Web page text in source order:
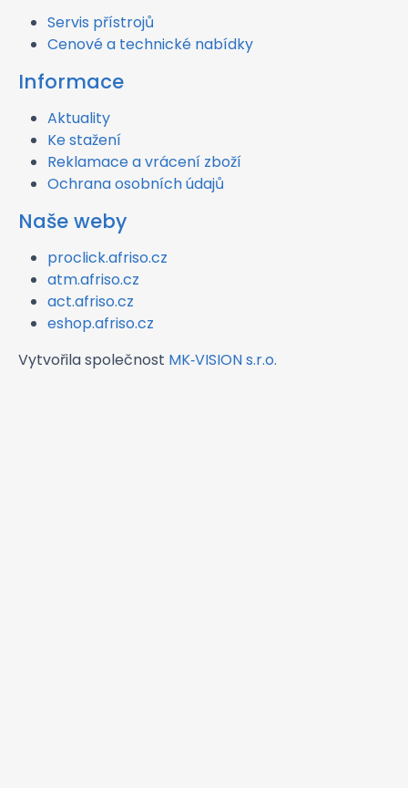
Servis přístrojů
Cenové a technické nabídky
Informace
Aktuality
Ke stažení
Reklamace a vrácení zboží
Ochrana osobních údajů
Naše weby
proclick.afriso.cz
atm.afriso.cz
act.afriso.cz
eshop.afriso.cz
Vytvořila společnost MK‑VISION s.r.o.